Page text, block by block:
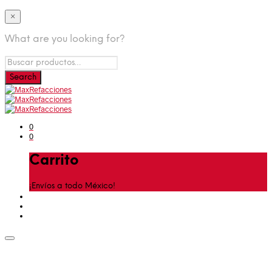
×
What are you looking for?
0
0
Carrito
¡Envíos a todo México!